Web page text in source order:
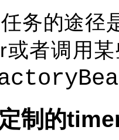
务的途径
或者调用
制的